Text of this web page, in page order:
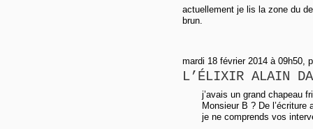
actuellement je lis la zone du
brun.
mardi 18 février 2014 à 09h50,
L’ÉLIXIR ALAIN
j’avais un grand chapeau
Monsieur B ? De
je ne comprends vos